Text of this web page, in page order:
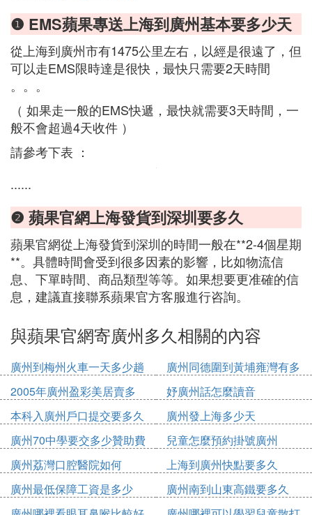
❶ EMS蘋果專送上海到廣州基本要多少天
從上海到廣州市有1475公里左右，以經是很遠了，但
可以走EMS限時達是很快，最快只需要2天時間
。。。
（ 如果走一般的EMS快遞，最快就需要3天時間，一
般不會超過4天收件 ）
請參考下表 ：
......
❷ 蘋果官網上海發貨到深圳要多久
蘋果官網從上海發貨到深圳的時間一般在**2-4個星期
**。具體時間會受到很多因素的影響，比如物流信
息、下單時間、商品類型等等。如果想要更准確的信
息，建議直接聯系蘋果官方客服進行咨詢。
與蘋果官網寄廣州多久相關的內容
廣州到梅州火車一天多少趟
廣州同德圍到黃埔雍灣有多
少公里
2005年廣州盈彩美居賣多
少錢
妤廣州話怎麼讀音
本科入廣州戶口提交要多久
廣州發上海多少天
廣州70中學要交多少贊助費
兒童怎麼預約掛號廣州
廣州荔灣口腔醫院如何
上海到廣州快點要多久
廣州最低保障工資是多少
2020
廣州南到山東高鐵要多久